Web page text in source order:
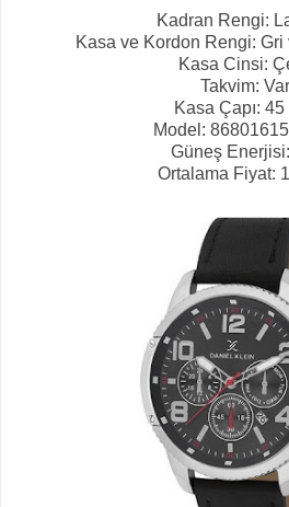
Kadran Rengi:
Kasa ve Kordon Rengi:
Kasa Cinsi:
Takvim: Var
Kasa Çapı: 45
Model:
Güneş
Ortalama Fiyat: